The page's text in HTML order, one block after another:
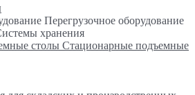
Перегрузочное оборудование
хранения
Стационарные подъемные